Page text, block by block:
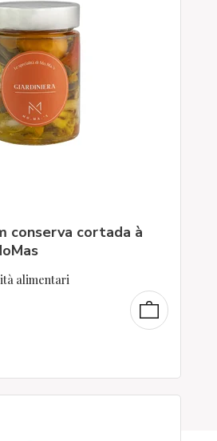
conserva cortada à
alimentari